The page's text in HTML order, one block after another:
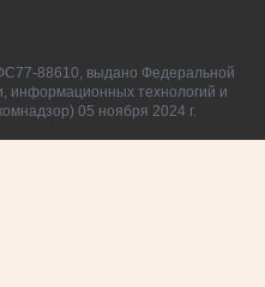
88610, выдано Федеральной
информационных технологий и
05 ноября 2024 г.